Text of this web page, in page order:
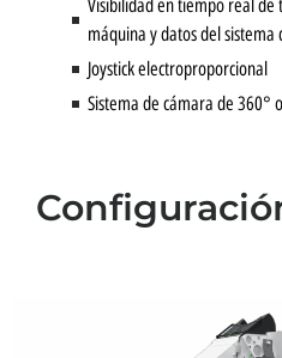
Visibilidad en tiempo real de
máquina y datos del sistema
Joystick electroproporcional
Sistema de cámara de 360°